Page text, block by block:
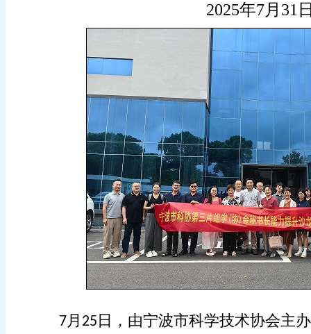
2025年7月31
7月 25日，由宁波市科学技术协会主